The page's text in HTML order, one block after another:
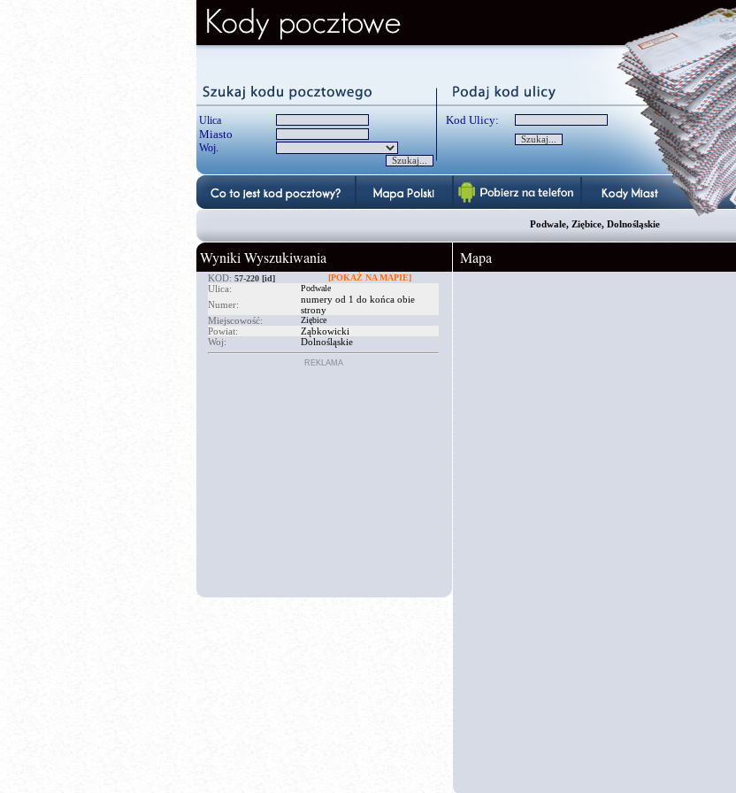
Ulica
Miasto
Woj.
Kod Ulicy:
Podwale, Ziębice, Dolnośląskie
Wyniki Wyszukiwania
KOD: 57-220 [id] [POKAŻ NA MAPIE]
Ulica: Podwale
Numer:
numery od 1 do końca obie
strony
Miejscowość:
Ziębice
Powiat:
Ząbkowicki
Woj:
Dolnośląskie
REKLAMA
Mapa